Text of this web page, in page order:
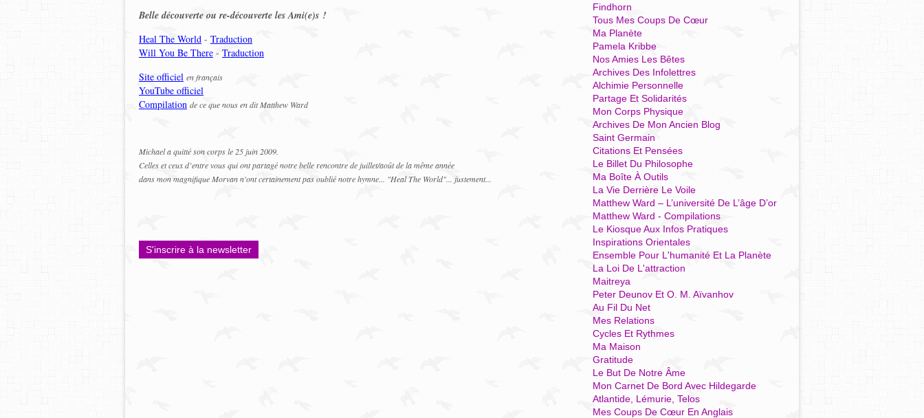
Belle découverte ou re-découverte les Ami(e)s !
Heal The World - Traduction
Will You Be There - Traduction
Site officiel en français
YouTube officiel
Compilation de ce que nous en dit Matthew Ward
Michael a quitté son corps le 25 juin 2009.
Celles et ceux d’entre vous qui ont partagé notre belle rencontre de juillet/août de la même année
dans mon magnifique Morvan n'ont certainement pas oublié notre hymne... "Heal The World"... justement...
S'inscrire à la newsletter
Findhorn
Tous Mes Coups De Cœur
Ma Planète
Pamela Kribbe
Nos Amies Les Bêtes
Archives Des Infolettres
Alchimie Personnelle
Partage Et Solidarités
Mon Corps Physique
Archives De Mon Ancien Blog
Saint Germain
Citations Et Pensées
Le Billet Du Philosophe
Ma Boîte À Outils
La Vie Derrière Le Voile
Matthew Ward – L’université De L’âge D’or
Matthew Ward - Compilations
Le Kiosque Aux Infos Pratiques
Inspirations Orientales
Ensemble Pour L'humanité Et La Planète
La Loi De L'attraction
Maitreya
Peter Deunov Et O. M. Aïvanhov
Au Fil Du Net
Mes Relations
Cycles Et Rythmes
Ma Maison
Gratitude
Le But De Notre Âme
Mon Carnet De Bord Avec Hildegarde
Atlantide, Lémurie, Telos
Mes Coups De Cœur En Anglais